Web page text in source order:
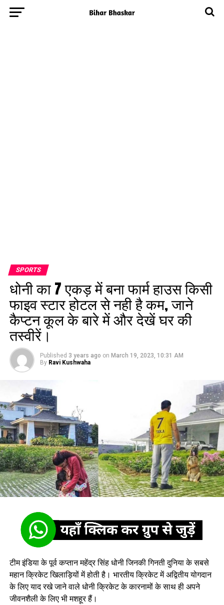
SPORTS
धोनी का 7 एकड़ में बना फार्म हाउस किसी
फाइव स्टार होटल से नही है कम, जाने
कैप्टन कूल के बारे में और देखें घर की
तस्वीरें।
Published 3 years ago on March 19, 2023, 10:31 AM
By Ravi Kushwaha
टीम इंडिया के पूर्व कप्तान महेंद्र सिंह धोनी जिनकी गिनती दुनिया के सबसे
महान क्रिकेट खिलाड़ियों में होती है। भारतीय क्रिकेट में अद्वितीय योगदान
के लिए याद रखे जाने वाले धोनी क्रिकेट के कारनामों के साथ ही अपने
जीवनशैली के लिए भी मशहूर हैं।